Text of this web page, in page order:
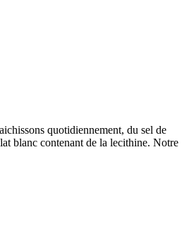
quotidiennement, du sel de
blanc contenant de la lecithine. Notre